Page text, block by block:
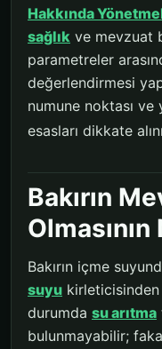
Hakkında
sağlık ve mevzuat
parametreler
değerlendirmesi
numune noktası
esasları dikkate
Bakırın
Bakırın içme
suyu kirleticisinden
durumda su arıtma
bulunmayabilir;